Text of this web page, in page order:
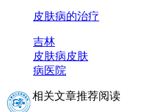
皮肤病的治疗
吉林
皮肤病皮肤
病医院
相关文章推荐阅读